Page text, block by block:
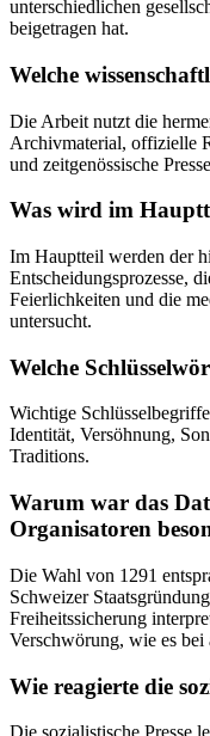
unterschiedlichen
beigetragen hat.
Welche
Die Arbeit nutzt die
Archivmaterial, offizielle
und zeitgenössische
Was wird im
Im Hauptteil werden der
Entscheidungsprozesse,
Feierlichkeiten und die
untersucht.
Welche
Wichtige
Identität, Versöhnung,
Traditions.
Warum war das
Organisatoren
Die Wahl von 1291
Schweizer
Freiheitssicherung
Verschwörung, wie es
Wie reagierte die